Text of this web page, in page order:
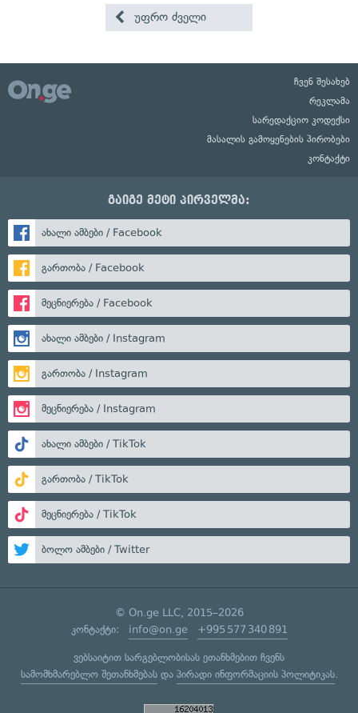
უფრო ძველი
ჩვენ შესახებ
რეკლამა
სარედაქციო კოდექსი
მასალის გამოყენების პირობები
კონტაქტი
გაიგე მეტი პირველმა:
ახალი ამბები / Facebook
გართობა / Facebook
მეცნიერება / Facebook
ახალი ამბები / Instagram
გართობა / Instagram
მეცნიერება / Instagram
ახალი ამბები / TikTok
გართობა / TikTok
მეცნიერება / TikTok
ბოლო ამბები / Twitter
© On.ge LLC, 2015–2026
კონტაქტი: info@on.ge +995 577 340 891
ვებსაიტით სარგებლობისას ეთანხმებით ჩვენს
სამომხმარებლო შეთანხმებასდა პირადი ინფორმაციის პოლიტიკას.